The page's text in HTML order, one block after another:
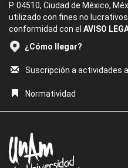
P. 04510, Ciudad de México,
utilizado con fines no
conformidad con el AVISO
¿Cómo llegar?
Suscripción a actividades
Normatividad